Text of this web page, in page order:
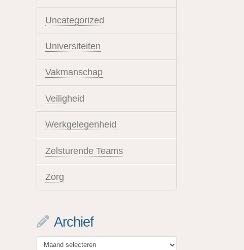
Uncategorized
Universiteiten
Vakmanschap
Veiligheid
Werkgelegenheid
Zelsturende Teams
Zorg
Archief
Archief